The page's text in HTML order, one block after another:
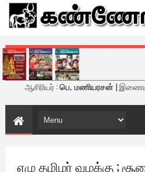
கண்ணோட்டம் -
ஆசிரியர் :பெ. மணியரசன் |
ஏழு தமிழர் வழக்கு ;